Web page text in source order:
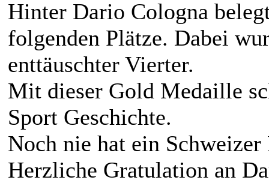
Hinter Dario Cologna
folgenden Plätze. Dabei
enttäuschter Vierter.
Mit dieser Gold Medaille
Sport Geschichte.
Noch nie hat ein
Herzliche Gratulation an